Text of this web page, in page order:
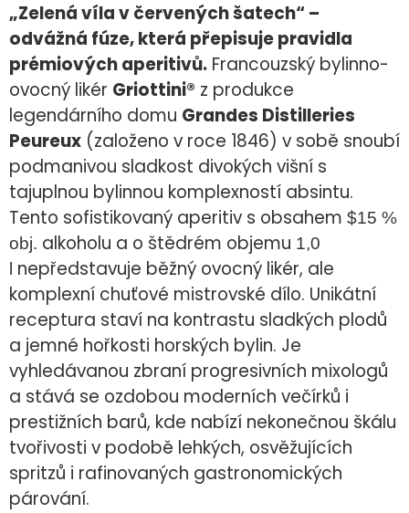
„Zelená víla v červených šatech“ –
odvážná fúze, která přepisuje pravidla
prémiových aperitivů. Francouzský bylinno-
ovocný likér Griottini® z produkce
legendárního domu Grandes Distilleries
Peureux (založeno v roce 1846) v sobě snoubí
podmanivou sladkost divokých višní s
tajuplnou bylinnou komplexností absintu.
Tento sofistikovaný aperitiv s obsahem $15 %
obj. alkoholu a o štědrém objemu 1,0
nepředstavuje běžný ovocný likér, ale
komplexní chuťové mistrovské dílo. Unikátní
receptura staví na kontrastu sladkých plodů
a jemné hořkosti horských bylin. Je
vyhledávanou zbraní progresivních mixologů
a stává se ozdobou moderních večírků i
prestižních barů, kde nabízí nekonečnou škálu
tvořivosti v podobě lehkých, osvěžujících
spritzů i rafinovaných gastronomických
párování.